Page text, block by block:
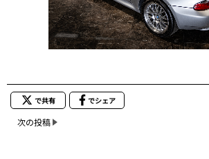
で共有 でシェア
次の投稿